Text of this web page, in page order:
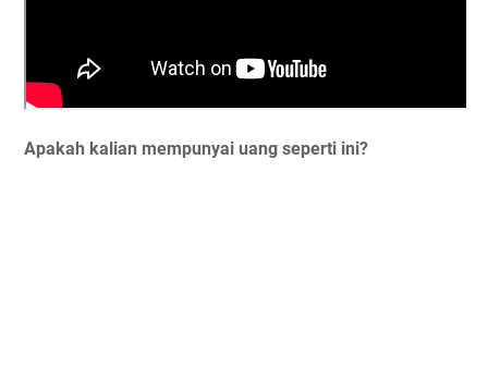
Apakah kalian mempunyai uang seperti ini?